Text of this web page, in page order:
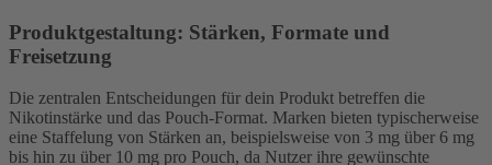
Produktgestaltung: Stärken, Formate und
Freisetzung
Die zentralen Entscheidungen für dein Produkt betreffen die
Nikotinstärke und das Pouch-Format. Marken bieten typischerweise
eine Staffelung von Stärken an, beispielsweise von 3 mg über 6 mg
bis hin zu über 10 mg pro Pouch, da Nutzer ihre gewünschte